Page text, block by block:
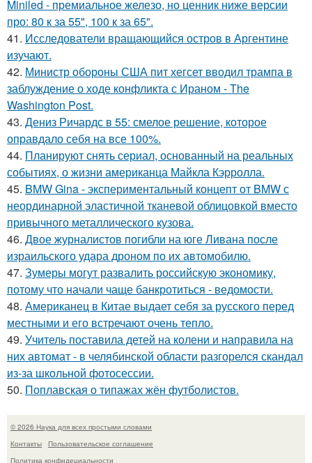
Miniled - премиальное железо, но ценник ниже версии
про: 80 к за 55", 100 к за 65".
41. Исследователи вращающийся остров в Аргентине
изучают.
42. Министр обороны США пит хегсет вводил трампа в
заблуждение о ходе конфликта с Ираном - The
Washington Post.
43. Дениз Ричардс в 55: смелое решение, которое
оправдало себя на все 100%.
44. Планируют снять сериал, основанный на реальных
событиях, о жизни американца Майкла Кэрролла.
45. BMW Gina - экспериментальный концепт от BMW с
неординарной эластичной тканевой облицовкой вместо
привычного металлического кузова.
46. Двое журналистов погибли на юге Ливана после
израильского удара дроном по их автомобилю.
47. Зумеры могут развалить российскую экономику,
потому что начали чаще банкротиться - ведомости.
48. Американец в Китае выдает себя за русского перед
местными и его встречают очень тепло.
49. Учитель поставила детей на колени и направила на
них автомат - в челябинской области разгорелся скандал
из-за школьной фотосессии.
50. Поплавская о типажах жён футболистов.
© 2026 Наука для всех простыми словами
Контакты
Пользовательское соглашение
Политика конфидециальности